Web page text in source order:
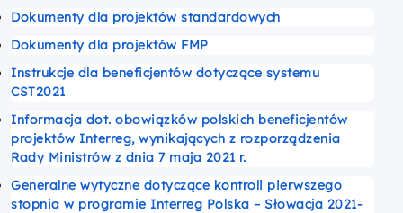
Dokumenty dla projektów standardowych
Dokumenty dla projektów FMP
Instrukcje dla beneficjentów dotyczące systemu
CST2021
Informacja dot. obowiązków polskich beneficjentów
projektów Interreg, wynikających z rozporządzenia
Rady Ministrów z dnia 7 maja 2021 r.
Generalne wytyczne dotyczące kontroli pierwszego
stopnia w programie Interreg Polska – Słowacja 2021-